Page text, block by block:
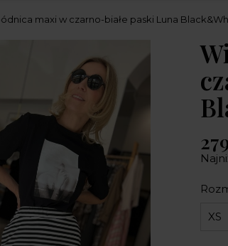
maxi w czarno-białe paski Luna
XS